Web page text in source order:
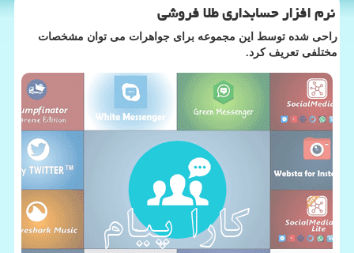
نرم افزار حسابداری طلا فروشی
راحی شده توسط این مجموعه برای جواهرات می ‌توان مشخصات
مختلفی تعریف كرد.